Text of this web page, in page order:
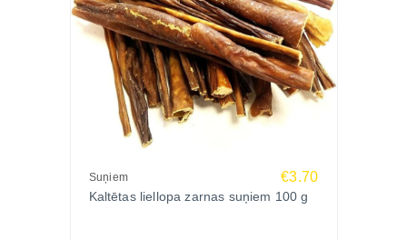
Vai kaltēti kuņģi palīdz nodarbināt suni?
Jā, košļāšana palīdz nodrošināt papildu nodarbi un
apmierina dabiskos instinktus.
Vai produkts satur graudus?
Nē, produkts ir 100% dzīvnieku izcelsmes un
nesatur graudus.
Zoopasaule.lv internetveikalā pieejami dabīgie
Suņiem €3.70
Kaltētas liellopa zarnas suņiem 100 g